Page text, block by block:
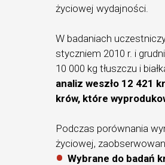
życiowej wydajności.
W badaniach
styczniem 2010 r. i
10 000 kg tłuszczu i
analiz weszło 12 421
krów, które
Podczas porównania
życiowej,
Wybrane do badań